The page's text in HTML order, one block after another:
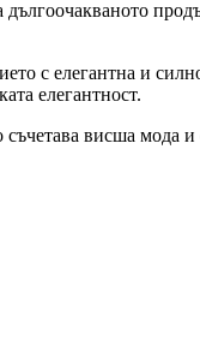
с елегантна и
елегантност.
висша